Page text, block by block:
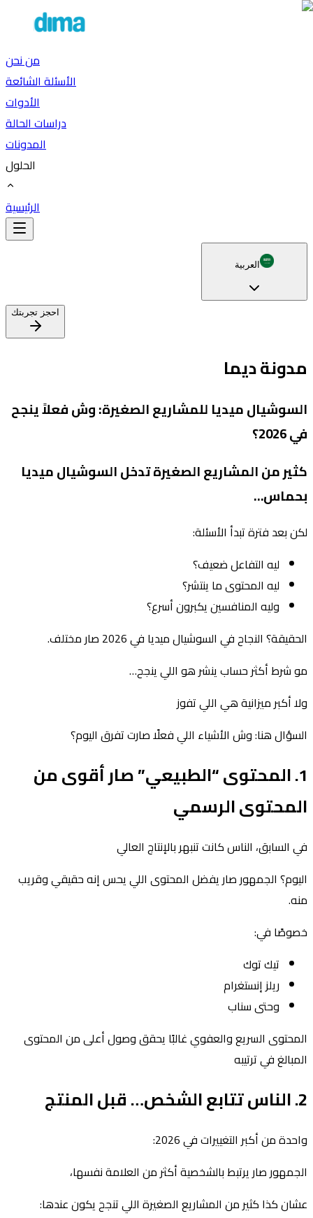
من نحن
الأسئلة الشائعة
الأدوات
دراسات الحالة
المدونات
الحلول
الرئيسية
العربية
احجز تجربتك
مدونة ديما
السوشيال ميديا للمشاريع الصغيرة: وش فعلاً ينجح
في 2026؟
كثير من المشاريع الصغيرة تدخل السوشيال ميديا
بحماس…
لكن بعد فترة تبدأ الأسئلة:
ليه التفاعل ضعيف؟
ليه المحتوى ما ينتشر؟
وليه المنافسين يكبرون أسرع؟
الحقيقة؟ النجاح في السوشيال ميديا في 2026 صار مختلف.
مو شرط أكثر حساب ينشر هو اللي ينجح…
ولا أكبر ميزانية هي اللي تفوز
السؤال هنا: وش الأشياء اللي فعلًا صارت تفرق اليوم؟
1. المحتوى “الطبيعي” صار أقوى من
المحتوى الرسمي
في السابق، الناس كانت تنبهر بالإنتاج العالي
اليوم؟ الجمهور صار يفضل المحتوى اللي يحس إنه حقيقي وقريب
منه.
خصوصًا في:
تيك توك
ريلز إنستغرام
وحتى سناب
المحتوى السريع والعفوي غالبًا يحقق وصول أعلى من المحتوى
المبالغ في ترتيبه
2. الناس تتابع الشخص… قبل المنتج
واحدة من أكبر التغييرات في 2026:
الجمهور صار يرتبط بالشخصية أكثر من العلامة نفسها،
عشان كذا كثير من المشاريع الصغيرة اللي تنجح يكون عندها: